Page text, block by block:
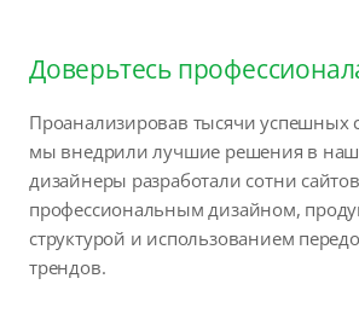
Доверьтесь
Проанализировав тысячи успешных
мы внедрили лучшие решения в
дизайнеры разработали сотни
профессиональным дизайном,
структурой и использованием
трендов.